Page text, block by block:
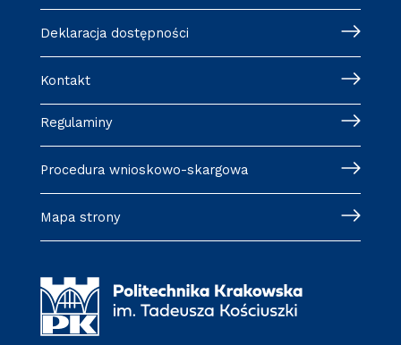
Deklaracja dostępności
Kontakt
Regulaminy
Procedura wnioskowo-skargowa
Mapa strony